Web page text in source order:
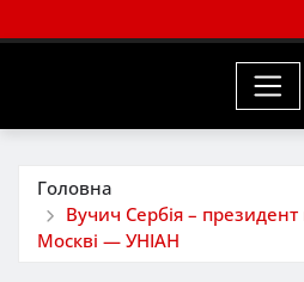
Головна
Вучич Сербія –
Москві — УНІАН